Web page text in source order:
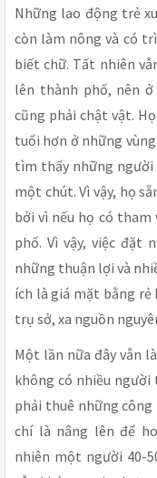
Những lao động trẻ
còn làm nông và có
biết chữ. Tất nhiên
lên thành phố, nên
cũng phải chật vật.
tuổi hơn ở những
tìm thấy những
một chút. Vì vậy, họ
bởi vì nếu họ có
phố. Vì vậy, việc đặt
những thuận lợi và
ích là giá mặt bằng rẻ
trụ sở, xa nguồn
Một lần nữa đây vẫn
không có nhiều người
phải thuê những công
chí là nâng lên để
nhiên một người 40-